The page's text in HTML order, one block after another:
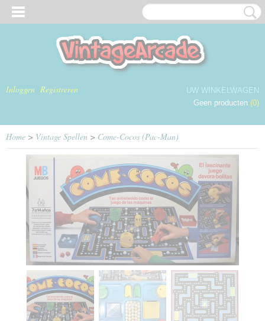
Inloggen Registreren
UW WINKELWAGEN
Geen producten (0)
Home > Vintage Spellen > Come-Cocos (Pac-Man)